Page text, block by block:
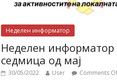
Неделен информатор
Неделен информатор
седмица од мај
30/05/2022 User Comments